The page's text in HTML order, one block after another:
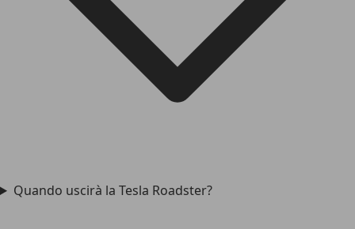
Quando uscirà la Tesla Roadster?